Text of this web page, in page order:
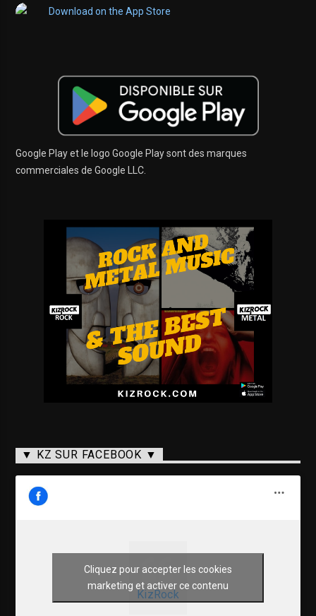
Google Play et le logo Google Play sont des marques
commerciales de Google LLC.
▼ KZ SUR FACEBOOK ▼
KizRock
Cliquez pour accepter les cookies
marketing et activer ce contenu